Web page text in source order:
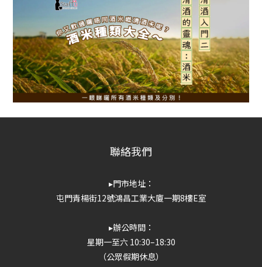
聯絡我們
▸門市地址：
屯門青楊街12號鴻昌工業大廈一期8樓E室
▸辦公時間：
星期一至六 10:30–18:30
（公眾假期休息）